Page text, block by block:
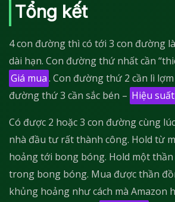
Tổng kết
4 con đường thì có tới 3 con đường
dài hạn. Con đường thứ nhất cần
Giá mua. Con đường thứ 2 cần lì lợm
đường thứ 3 cần sắc bén – Hiệu
Có được 2 hoặc 3 con đường cùng
nhà đầu tư rất thành công. Hold từ
hoảng tới bong bóng. Hold một
trong bong bóng. Mua được thần
khủng hoảng như cách mà Amazon